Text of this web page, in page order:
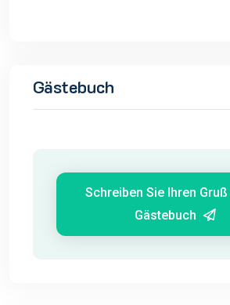
Gästebuch
Schreiben Sie Ihren
Gästebuch